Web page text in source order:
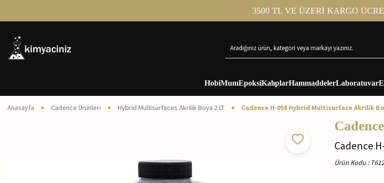
3500 TL VE ÜZERİ KARGO
HobiMumEpoksiKalıplarHammaddelerLaboratuvar
Anasayfa Cadence Ürünleri Hybrid Multisurfaces Akrilik Boya 2 LT Cadence H-058 Hybrid Multisurface Akrilik
Cadence
Cadence
Ürün Kodu :